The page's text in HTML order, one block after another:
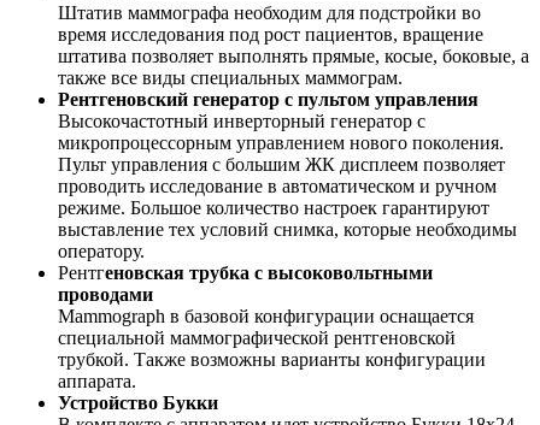
Штатив маммографа необходим для подстройки во
время исследования под рост пациентов, вращение
штатива позволяет выполнять прямые, косые, боковые, а
также все виды специальных маммограм.
Рентгеновский генератор с пультом управления
Высокочастотный инверторный генератор с
микропроцессорным управлением нового поколения.
Пульт управления с большим ЖК дисплеем позволяет
проводить исследование в автоматическом и ручном
режиме. Большое количество настроек гарантируют
выставление тех условий снимка, которые необходимы
оператору.
Рентгеновская трубка с высоковольтными
проводами
Mammograph в базовой конфигурации оснащается
специальной маммографической рентгеновской
трубкой. Также возможны варианты конфигурации
аппарата.
Устройство Букки